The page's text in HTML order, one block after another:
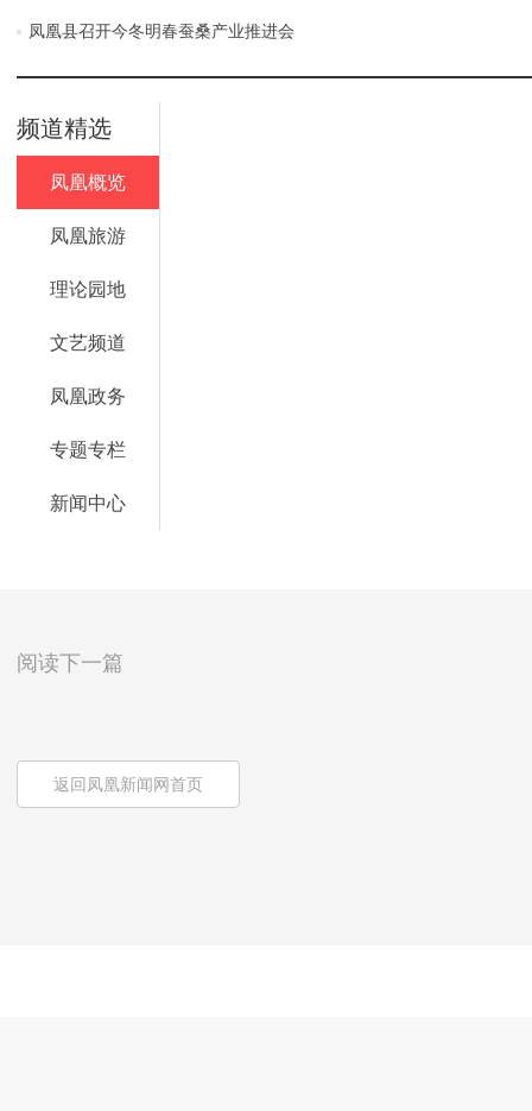
凤凰县召开今冬明春蚕桑产业推进会
频道精选
凤凰概览
凤凰旅游
理论园地
文艺频道
凤凰政务
专题专栏
新闻中心
阅读下一篇
返回凤凰新闻网首页